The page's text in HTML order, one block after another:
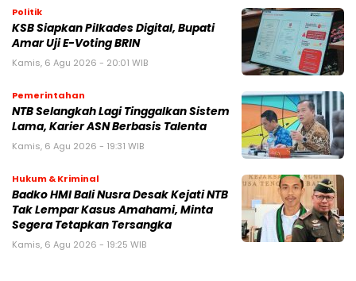
Politik
KSB Siapkan Pilkades Digital, Bupati
Amar Uji E-Voting BRIN
Kamis, 6 Agu 2026 - 20:01 WIB
Pemerintahan
NTB Selangkah Lagi Tinggalkan Sistem
Lama, Karier ASN Berbasis Talenta
Kamis, 6 Agu 2026 - 19:31 WIB
Hukum & Kriminal
Badko HMI Bali Nusra Desak Kejati NTB
Tak Lempar Kasus Amahami, Minta
Segera Tetapkan Tersangka
Kamis, 6 Agu 2026 - 19:25 WIB